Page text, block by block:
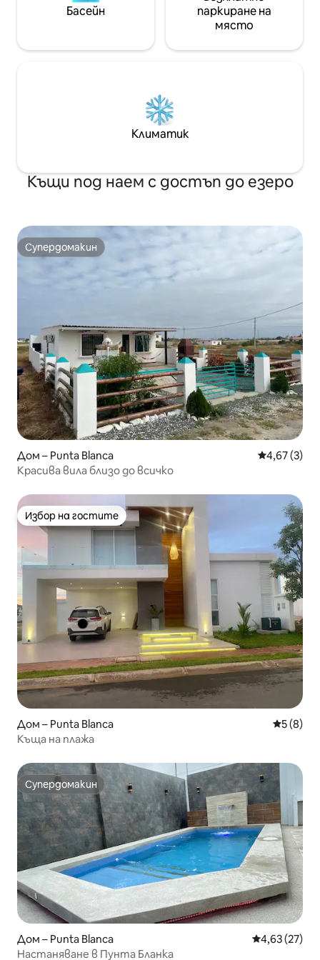
Басейн
паркиране на
място
Климатик
Къщи под наем с достъп до езеро
Супердомакин
Супердомакин
Дом – Punta Blanca Средна
4,67 (3)
Красива вила близо до всичко
Избор на гостите
Избор на гостите
Дом – Punta Blanca Средна
5 (8)
Къща на плажа
Супердомакин
Супердомакин
Дом – Punta Blanca Средна
4,63 (27)
Настаняване в Пунта Бланка